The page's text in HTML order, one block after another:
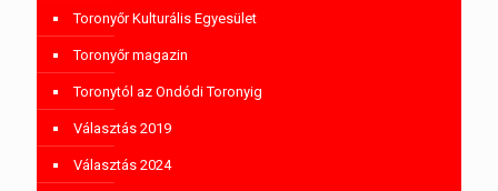
Toronyőr Kulturális Egyesület
Toronyőr magazin
Toronytól az Ondódi Toronyig
Választás 2019
Választás 2024